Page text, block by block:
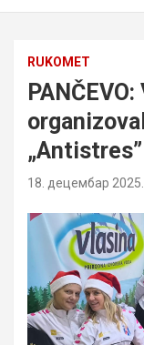
RUKOMET
18. децембар 2025.